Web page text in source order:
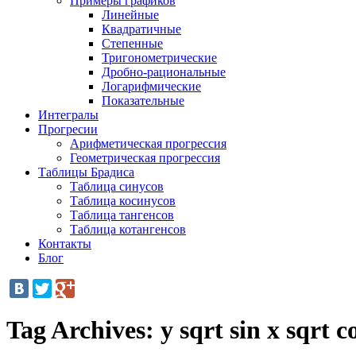
Линейные
Квадратичные
Степенные
Тригонометрические
Дробно-рациональные
Логарифмические
Показательные
Интегралы
Прогресии
Арифметическая прогрессия
Геометрическая прогрессия
Таблицы Брадиса
Таблица синусов
Таблица косинусов
Таблица тангенсов
Таблица котангенсов
Контакты
Блог
Tag Archives: y sqrt sin x sqrt